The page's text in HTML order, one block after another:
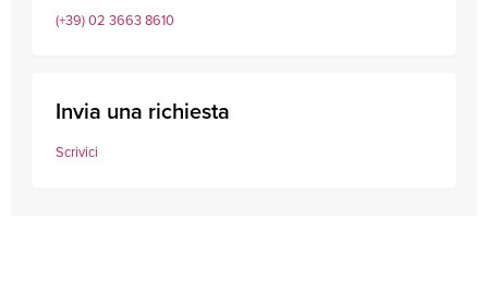
(+39) 02 3663 8610
Invia una richiesta
Scrivici